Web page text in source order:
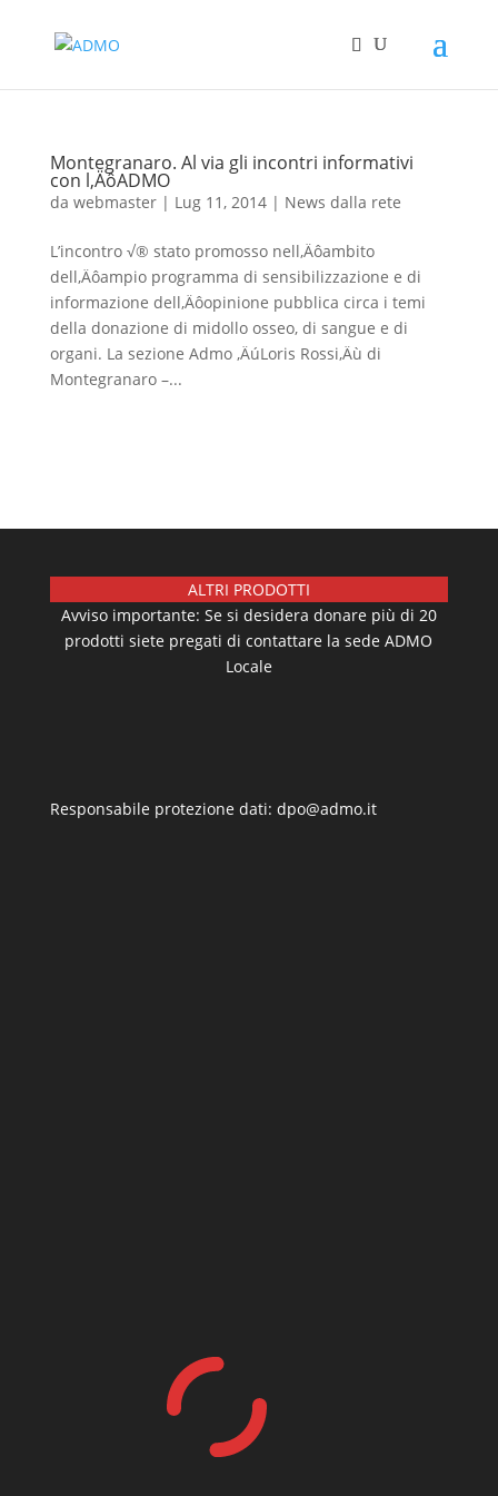
Montegranaro. Al via gli incontri informativi
con l‚ÄôADMO
da webmaster| Lug 11, 2014| News dalla rete
L’incontro √® stato promosso nell‚Äôambito
dell‚Äôampio programma di sensibilizzazione e di
informazione dell‚Äôopinione pubblica circa i temi
della donazione di midollo osseo, di sangue e di
organi. La sezione Admo ‚ÄúLoris Rossi‚Äù di
Montegranaro –...
ALTRI PRODOTTI
Avviso importante: Se si desidera donare più di 20
prodotti siete pregati di contattare la sede ADMO
Locale
Responsabile protezione dati: dpo@admo.it